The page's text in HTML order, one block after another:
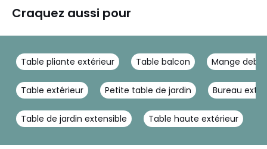
Craquez aussi pour
Table pliante extérieur Table balcon Mange
Table extérieur Petite table de jardin Bureau
Table de jardin extensible Table haute extérieur